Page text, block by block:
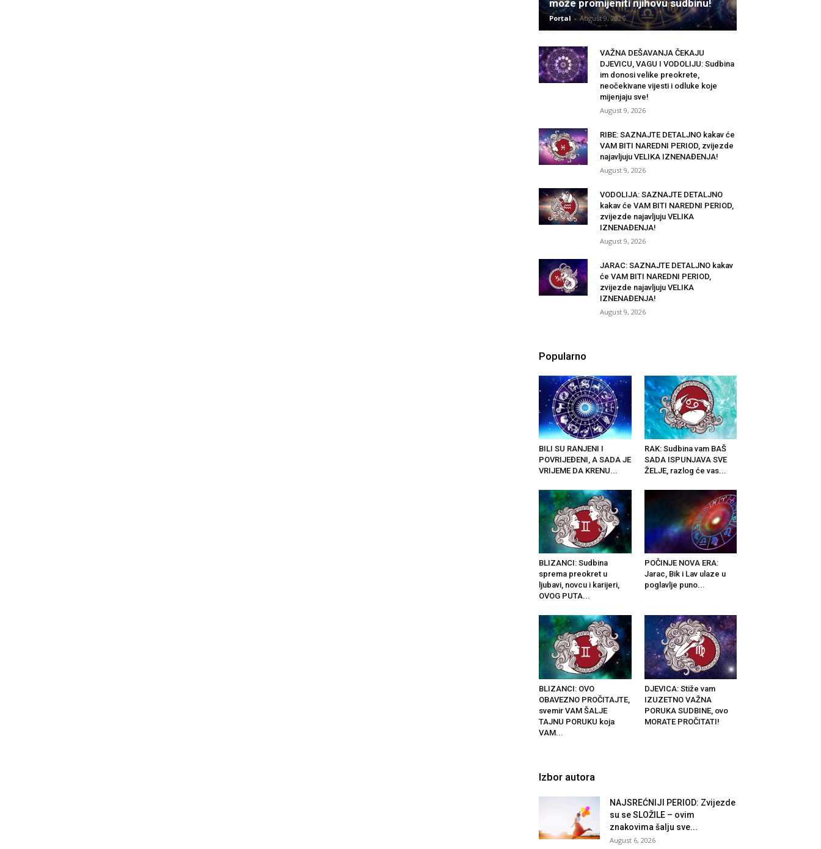
može promijeniti njihovu sudbinu!
Portal - August 9, 2026
VAŽNA DEŠAVANJA ČEKAJU
DJEVICU, VAGU I VODOLIJU: Sudbina
im donosi velike preokrete,
neočekivane vijesti i odluke koje
mijenjaju sve!
August 9, 2026
RIBE: SAZNAJTE DETALJNO kakav će
VAM BITI NAREDNI PERIOD, zvijezde
najavljuju VELIKA IZNENAĐENJA!
August 9, 2026
VODOLIJA: SAZNAJTE DETALJNO
kakav će VAM BITI NAREDNI PERIOD,
zvijezde najavljuju VELIKA
IZNENAĐENJA!
August 9, 2026
JARAC: SAZNAJTE DETALJNO kakav
će VAM BITI NAREDNI PERIOD,
zvijezde najavljuju VELIKA
IZNENAĐENJA!
August 9, 2026
Popularno
BILI SU RANJENI I
POVRIJEĐENI, A SADA JE
VRIJEME DA KRENU...
RAK: Sudbina vam BAŠ
SADA ISPUNJAVA SVE
ŽELJE, razlog će vas...
BLIZANCI: Sudbina
sprema preokret u
ljubavi, novcu i karijeri,
OVOG PUTA...
POČINJE NOVA ERA:
Jarac, Bik i Lav ulaze u
poglavlje puno...
BLIZANCI: OVO
OBAVEZNO PROČITAJTE,
svemir VAM ŠALJE
TAJNU PORUKU koja
VAM...
DJEVICA: Stiže vam
IZUZETNO VAŽNA
PORUKA SUDBINE, ovo
MORATE PROČITATI!
Izbor autora
NAJSREĆNIJI PERIOD: Zvijezde
su se SLOŽILE – ovim
znakovima šalju sve...
August 6, 2026